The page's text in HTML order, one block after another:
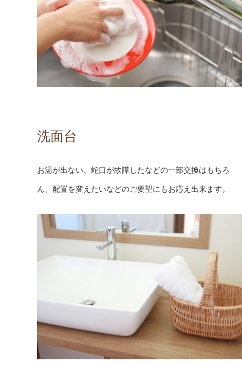
洗面台
お湯が出ない、蛇口が故障したなどの一部交換はもちろ
ん、配置を変えたいなどのご要望にもお応え出来ます。